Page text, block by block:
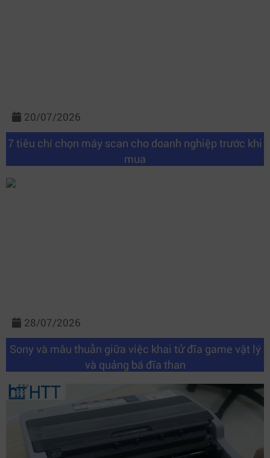
20/07/2026
7 tiêu chí chọn máy scan cho doanh nghiệp trước khi
mua
28/07/2026
Sony và mâu thuẫn giữa việc khai tử đĩa game vật lý
và quảng bá đĩa than